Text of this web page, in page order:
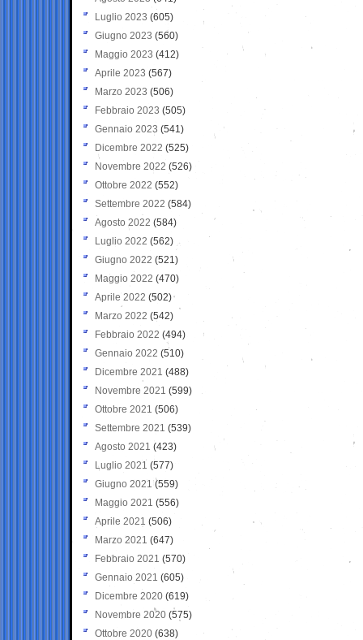
Luglio 2023 (605)
Giugno 2023 (560)
Maggio 2023 (412)
Aprile 2023 (567)
Marzo 2023 (506)
Febbraio 2023 (505)
Gennaio 2023 (541)
Dicembre 2022 (525)
Novembre 2022 (526)
Ottobre 2022 (552)
Settembre 2022 (584)
Agosto 2022 (584)
Luglio 2022 (562)
Giugno 2022 (521)
Maggio 2022 (470)
Aprile 2022 (502)
Marzo 2022 (542)
Febbraio 2022 (494)
Gennaio 2022 (510)
Dicembre 2021 (488)
Novembre 2021 (599)
Ottobre 2021 (506)
Settembre 2021 (539)
Agosto 2021 (423)
Luglio 2021 (577)
Giugno 2021(559)
Maggio 2021 (556)
Aprile 2021 (506)
Marzo 2021 (647)
Febbraio 2021 (570)
Gennaio 2021 (605)
Dicembre 2020 (619)
Novembre 2020 (575)
Ottobre 2020 (638)